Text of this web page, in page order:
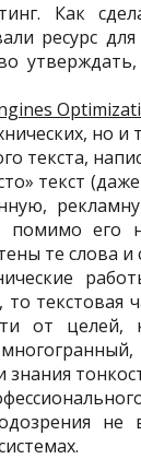
Как
ресурс
но
текста,
текст
помимо его
те слова
текстовая
от целей,